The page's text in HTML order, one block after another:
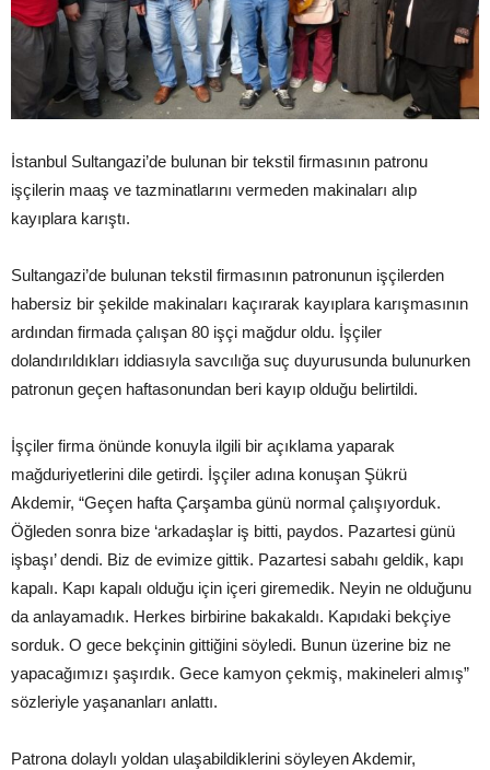
İstanbul Sultangazi’de bulunan bir tekstil firmasının patronu
işçilerin maaş ve tazminatlarını vermeden makinaları alıp
kayıplara karıştı.
Sultangazi’de bulunan tekstil firmasının patronunun işçilerden
habersiz bir şekilde makinaları kaçırarak kayıplara karışmasının
ardından firmada çalışan 80 işçi mağdur oldu. İşçiler
dolandırıldıkları iddiasıyla savcılığa suç duyurusunda bulunurken
patronun geçen haftasonundan beri kayıp olduğu belirtildi.
İşçiler firma önünde konuyla ilgili bir açıklama yaparak
mağduriyetlerini dile getirdi. İşçiler adına konuşan Şükrü
Akdemir, “Geçen hafta Çarşamba günü normal çalışıyorduk.
Öğleden sonra bize ‘arkadaşlar iş bitti, paydos. Pazartesi günü
işbaşı’ dendi. Biz de evimize gittik. Pazartesi sabahı geldik, kapı
kapalı. Kapı kapalı olduğu için içeri giremedik. Neyin ne olduğunu
da anlayamadık. Herkes birbirine bakakaldı. Kapıdaki bekçiye
sorduk. O gece bekçinin gittiğini söyledi. Bunun üzerine biz ne
yapacağımızı şaşırdık. Gece kamyon çekmiş, makineleri almış”
sözleriyle yaşananları anlattı.
Patrona dolaylı yoldan ulaşabildiklerini söyleyen Akdemir,